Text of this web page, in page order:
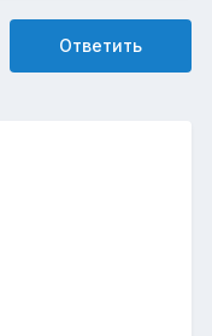
Ответить